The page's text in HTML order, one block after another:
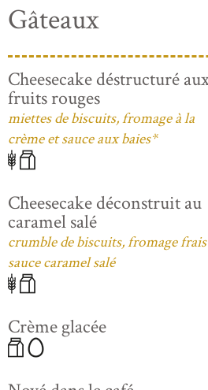
Gâteaux
Cheesecake déstructuré
fruits rouges
miettes de biscuits, fromage à la
crème et sauce aux baies*
Cheesecake déconstruit au
caramel salé
crumble de biscuits, fromage
sauce caramel salé
Crème glacée